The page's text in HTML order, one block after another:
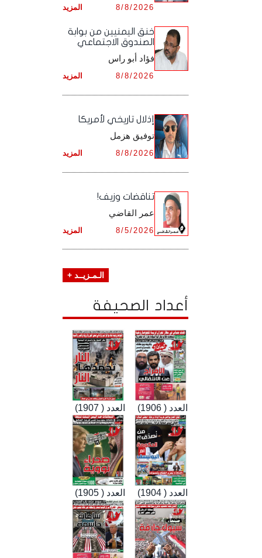
أرشيف شهر ديـسـمـبـر ,
المزيد 8/8/2026
خنق اليمنيين من بوابة
الصندوق الاجتماعي
فؤاد أبو راس
المزيد 8/8/2026
إذلال تاريخي لأمريكا
توفيق هزمل
المزيد 8/8/2026
تناقضات وزيف!
عمر القاضي
المزيد 8/5/2026
الـمـزيــد +
أعداد الصحيفة
العدد ( 1907) العدد ( 1906)
العدد ( 1905) العدد ( 1904)